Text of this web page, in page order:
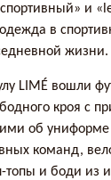
и
в
жизни.
LIMÉ вошли
кроя с
об униформе
команд,
топы и боди из